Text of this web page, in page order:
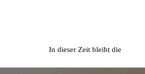
In dieser Zeit bleibt die